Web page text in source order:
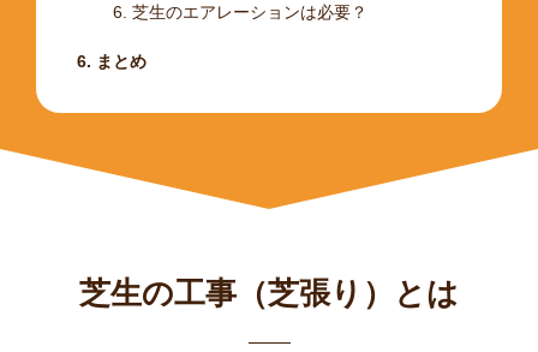
芝生のエアレーションは必要？
まとめ
芝生の工事（芝張り）とは